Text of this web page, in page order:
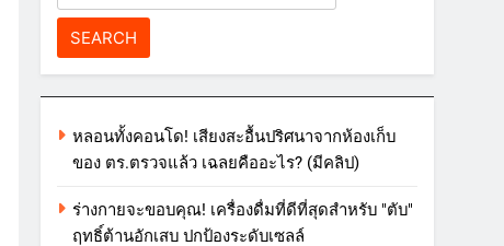
for:
หลอนทั้งคอนโด! เสียงสะอื้นปริศนาจากห้องเก็บ
ของ ตร.ตรวจแล้ว เฉลยคืออะไร? (มีคลิป)
ร่างกายจะขอบคุณ! เครื่องดื่มที่ดีที่สุดสำหรับ "ตับ"
ฤทธิ์ต้านอักเสบ ปกป้องระดับเซลล์